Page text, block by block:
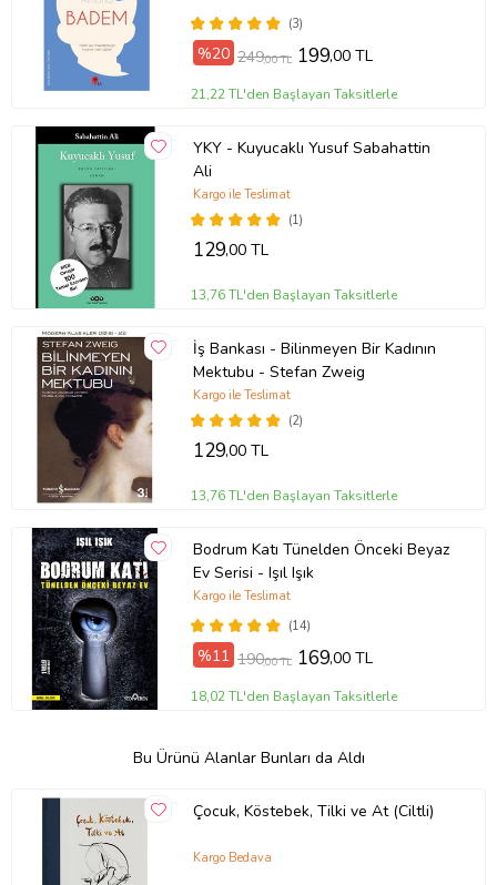
(3)
%20 249,00 TL 199,00 TL
21,22 TL'den Başlayan Taksitlerle
YKY - Kuyucaklı Yusuf Sabahattin
Ali
(1)
Kargo ile Teslimat
129,00 TL
13,76 TL'den Başlayan Taksitlerle
İş Bankası - Bilinmeyen Bir Kadının
Mektubu - Stefan Zweig
(2)
Kargo ile Teslimat
129,00 TL
13,76 TL'den Başlayan Taksitlerle
Bodrum Katı Tünelden Önceki Beyaz
Ev Serisi - Işıl Işık
(14)
Kargo ile Teslimat
%11 190,00 TL 169,00 TL
18,02 TL'den Başlayan Taksitlerle
Bu Ürünü Alanlar Bunları da Aldı
Çocuk, Köstebek, Tilki ve At (Ciltli)
Kargo Bedava